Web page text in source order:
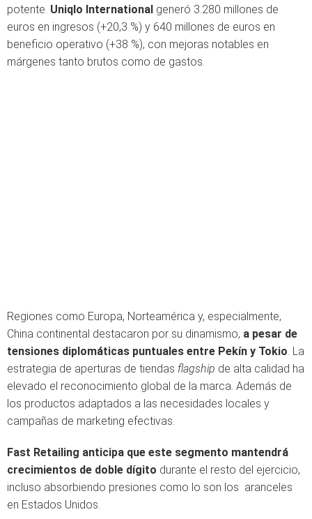
potente. Uniqlo International generó 3.280 millones de
euros en ingresos (+20,3 %) y 640 millones de euros en
beneficio operativo (+38 %), con mejoras notables en
márgenes tanto brutos como de gastos.
Regiones como Europa, Norteamérica y, especialmente,
China continental destacaron por su dinamismo, a pesar de
tensiones diplomáticas puntuales entre Pekín y Tokio. La
estrategia de aperturas de tiendas flagship de alta calidad ha
elevado el reconocimiento global de la marca. Además de
los productos adaptados a las necesidades locales y
campañas de marketing efectivas.
Fast Retailing anticipa que este segmento mantendrá
crecimientos de doble dígito durante el resto del ejercicio,
incluso absorbiendo presiones como lo son los aranceles
en Estados Unidos.